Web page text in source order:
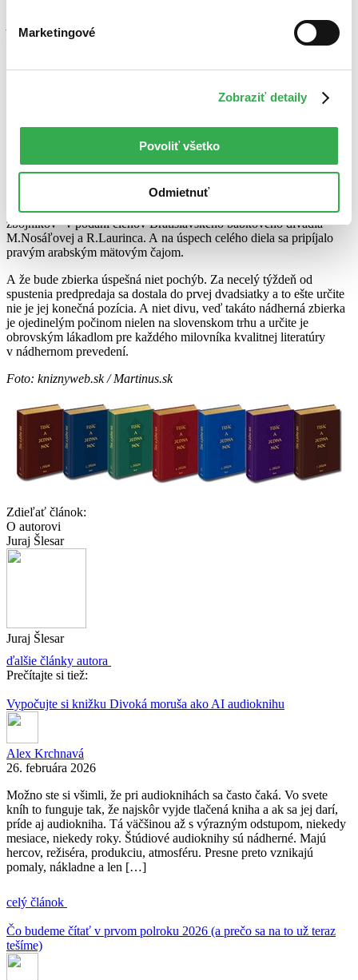
Marketingové
Zobraziť detaily
Povoliť všetko
Odmietnuť
peniažky, radšej si kúpte Tisíc a jednu noc ako Versaceho alebo
Mercedes. Mercedes vám zhrdzavie, Versace vyjde z módy, ale
na to, že Šahrazád bola dospelá žena, ktorá sa snažila zabaviť
ktorému nie sú tieto rozprávky určené pre deti. Orientálny pôvod
a eleganciou.
Slávnostný večer moderovala Adriana Poláková, na úvod zaspievala
sopranistka Jana Šomošiová-Kállayová a nechýbali ani viacerí
množstvo médií. Program spestrila scénka z muzikálu na motívy
Tisíc a jednej noci„Ču Čin Čau alebo Ali Baba a štyridsať
zbojníkov“ v podaní členov Bratislavského bábkového divadla
M.Nosáľovej a R.Laurinca. A na úspech celého diela sa pripíjalo
pravým arabským mätovým čajom.
A že bude zbierka úspešná niet pochýb. Za necelý týždeň od
spustenia predpredaja sa dostala do prvej dvadsiatky a to ešte určite
nie je jej konečná pozícia. A niet divu, veď takáto nádherná zbierka
je ojedinelým počinom nielen na slovenskom trhu a určite je
obrovským lákadlom pre každého milovníka kvalitnej literatúry
v nádhernom prevedení.
Foto: kniznyweb.sk / Martinus.sk
Zdieľať článok:
O autorovi
Juraj Šlesar
Juraj Šlesar
ďalšie články autora
Prečítajte si tiež:
Vypočujte si knižku Divoká moruša ako AI audioknihu
Alex Krchnavá
26. februára 2026
Možno ste si všimli, že pri audioknihách sa často čaká. Vo svete
kníh to funguje tak, že najskôr vyjde tlačená kniha a ak sa jej darí,
príde aj audiokniha. Tá väčšinou až s výrazným odstupom, niekedy
mesiace, niekedy roky. Štúdiové audioknihy sú nádherné. Majú
hercov, režiséra, produkciu, atmosféru. Presne preto vznikajú
pomaly, nákladne a len […]
celý článok
Čo budeme čítať v prvom polroku 2026 (a prečo sa na to už teraz
tešíme)